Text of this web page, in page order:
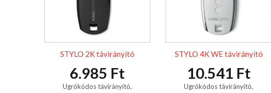
STYLO 2K távirányító
6.985 Ft
Ugrókódos távirányító,
STYLO 4K WE távirányító
10.541 Ft
Ugrókódos távirányító,